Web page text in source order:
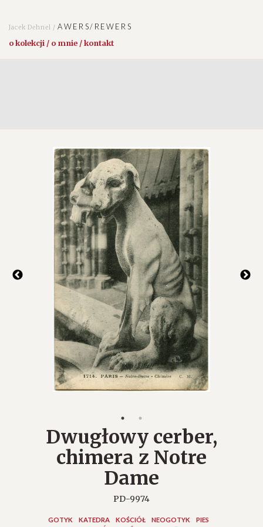
Jacek Dehnel /AWERS/REWERS
o kolekcji / o mnie / kontakt
Dwugłowy cerber,
chimera z Notre
Dame
PD-9974
GOTYK KATEDRA KOŚCIÓŁ NEOGOTYK
PIES